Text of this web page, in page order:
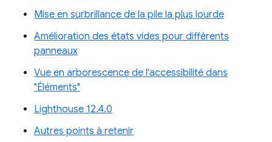
Mise en surbrillance de la pile la plus lourde
Amélioration des états vides pour différents
panneaux
Vue en arborescence de l'accessibilité dans
"Éléments"
Lighthouse 12.4.0
Autres points à retenir